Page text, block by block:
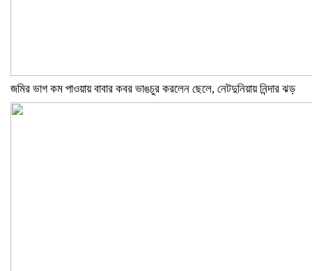
জমির ভাগ কম পাওয়ায় বাবার কবর ভাঙচুর করলেন ছেলে, নেটদুনিয়ায় নিন্দার ঝড়